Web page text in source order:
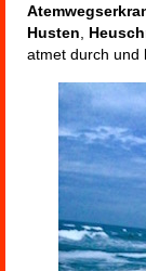
Husten,
atmet durch und